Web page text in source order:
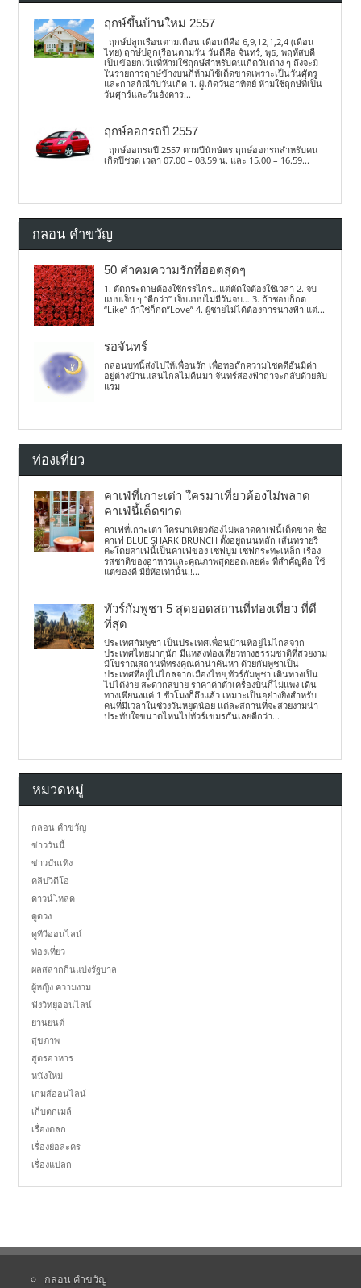
ฤกษ์ขึ้นบ้านใหม่ 2557
ฤกษ์ปลูกเรือนตามเดือน เดือนดีคือ 6,9,12,1,2,4 (เดือน
ไทย) ฤกษ์ปลูกเรือนตามวัน วันดีคือ จันทร์, พุธ, พฤหัสบดี
เป็นข้อยกเว้นที่ห้ามใช้ฤกษ์สำหรับคนเกิดวันต่าง ๆ ถึงจะมี
ในรายการฤกษ์ข้างบนก็ห้ามใช้เด็ดขาดเพราะเป็นวันศัตรู
และกาลกิณีกับวันเกิด 1. ผู้เกิดวันอาทิตย์ ห้ามใช้ฤกษ์ที่เป็น
วันศุกร์และวันอังคาร...
ฤกษ์ออกรถปี 2557
ฤกษ์ออกรถปี 2557 ตามปีนักษัตร ฤกษ์ออกรถสำหรับคน
เกิดปีชวด เวลา 07.00 – 08.59 น. และ 15.00 – 16.59...
กลอน คำขวัญ
50 คำคมความรักที่ฮอตสุดๆ
1. ตัดกระดาษต้องใช้กรรไกร…แต่ตัดใจต้องใช้เวลา 2. จบ
แบบเจ็บ ๆ “ดีกว่า” เจ็บแบบไม่มีวันจบ… 3. ถ้าชอบก็กด
“Like” ถ้าใช่ก็กด”Love” 4. ผู้ชายไม่ได้ต้องการนางฟ้า แต่...
รอจันทร์
กลอนบทนี้ส่งไปให้เพื่อนรัก เพื่อทอถักความโชคดีอันมีค่า
อยู่ต่างบ้านแสนไกลไม่คืนมา จันทร์ส่องฟ้าฤาจะกลับด้วยลับ
แรม
ท่องเที่ยว
คาเฟ่ที่เกาะเต่า ใครมาเที่ยวต้องไม่พลาด
คาเฟ่นี้เด็ดขาด
คาเฟ่ที่เกาะเต่า ใครมาเที่ยวต้องไม่พลาดคาเฟ่นี้เด็ดขาด ชื่อ
คาเฟ่ BLUE SHARK BRUNCH ตั้งอยู่ถนนหลัก เส้นทรายรี
ค่ะโดยคาเฟ่นี้เป็นคาเฟ่ของ เชฟบูม เชฟกระทะเหล็ก เรื่อง
รสชาติของอาหารและคุณภาพสุดยอดเลยค่ะ ที่สำคัญคือ ใช้
แต่ของดี มียี่ห้อเท่านั้น!!...
ทัวร์กัมพูชา 5 สุดยอดสถานที่ท่องเที่ยว ที่ดี
ที่สุด
ประเทศกัมพูชา เป็นประเทศเพื่อนบ้านที่อยู่ไม่ไกลจาก
ประเทศไทยมากนัก มีแหล่งท่องเที่ยวทางธรรมชาติที่สวยงาม
มีโบราณสถานที่ทรงคุณค่าน่าค้นหา ด้วยกัมพูชาเป็น
ประเทศที่อยู่ไม่ไกลจากเมืองไทย ทัวร์กัมพูชา เดินทางเป็น
ไปได้ง่าย สะดวกสบาย ราคาค่าตั๋วเครื่องบินก็ไม่แพง เดิน
ทางเพียนงแค่ 1 ชั่วโมงก็ถึงแล้ว เหมาะเป็นอย่างยิ่งสำหรับ
คนที่มีเวลาในช่วงวันหยุดน้อย แต่ละสถานที่จะสวยงามน่า
ประทับใจขนาดไหนไปทัวร์เขมรกันเลยดีกว่า...
หมวดหมู่
กลอน คำขวัญ
ข่าววันนี้
ข่าวบันเทิง
คลิปวิดีโอ
ดาวน์โหลด
ดูดวง
ดูทีวีออนไลน์
ท่องเที่ยว
ผลสลากกินแบ่งรัฐบาล
ผู้หญิง ความงาม
ฟังวิทยุออนไลน์
ยานยนต์
สุขภาพ
สูตรอาหาร
หนังใหม่
เกมส์ออนไลน์
เก็บตกเมล์
เรื่องตลก
เรื่องย่อละคร
เรื่องแปลก
กลอน คำขวัญ